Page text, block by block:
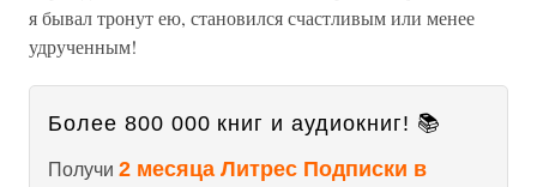
я бывал тронут ею, становился счастливым или менее
удрученным!
Более 800 000 книг и аудиокниг! 📚
Получи 2 месяца Литрес Подписки в